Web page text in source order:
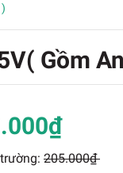
Gồm
205.000₫